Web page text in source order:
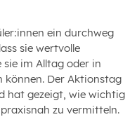
ein durchweg
sie wertvolle
sie im Alltag oder in
können. Der Aktionstag
hat gezeigt, wie wichtig
zu vermitteln.